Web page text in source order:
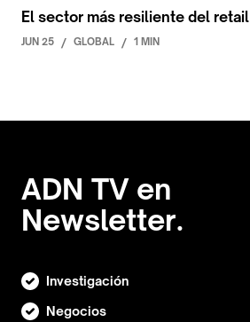
El sector más resiliente del retail
JUN 25 / GLOBAL / 1 MIN
ADN TV en
Newsletter.
Investigación
Negocios